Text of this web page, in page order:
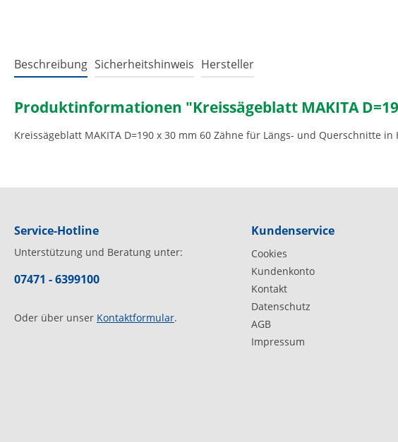
Beschreibung Sicherheitshinweis Hersteller
Produktinformationen "Kreissägeblatt MAKITA
Kreissägeblatt MAKITA D=190 x 30 mm 60 Zähne für Längs- und Querschnitte in
Service-Hotline
Unterstützung und Beratung unter:
07471 - 6399100
Oder über unser Kontaktformular.
Kundenservice
Cookies
Kundenkonto
Kontakt
Datenschutz
AGB
Impressum